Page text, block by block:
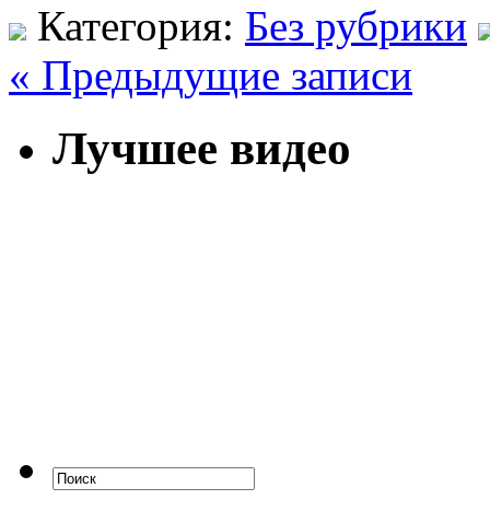
Категория: Без рубрики
« Предыдущие записи
Лучшее видео